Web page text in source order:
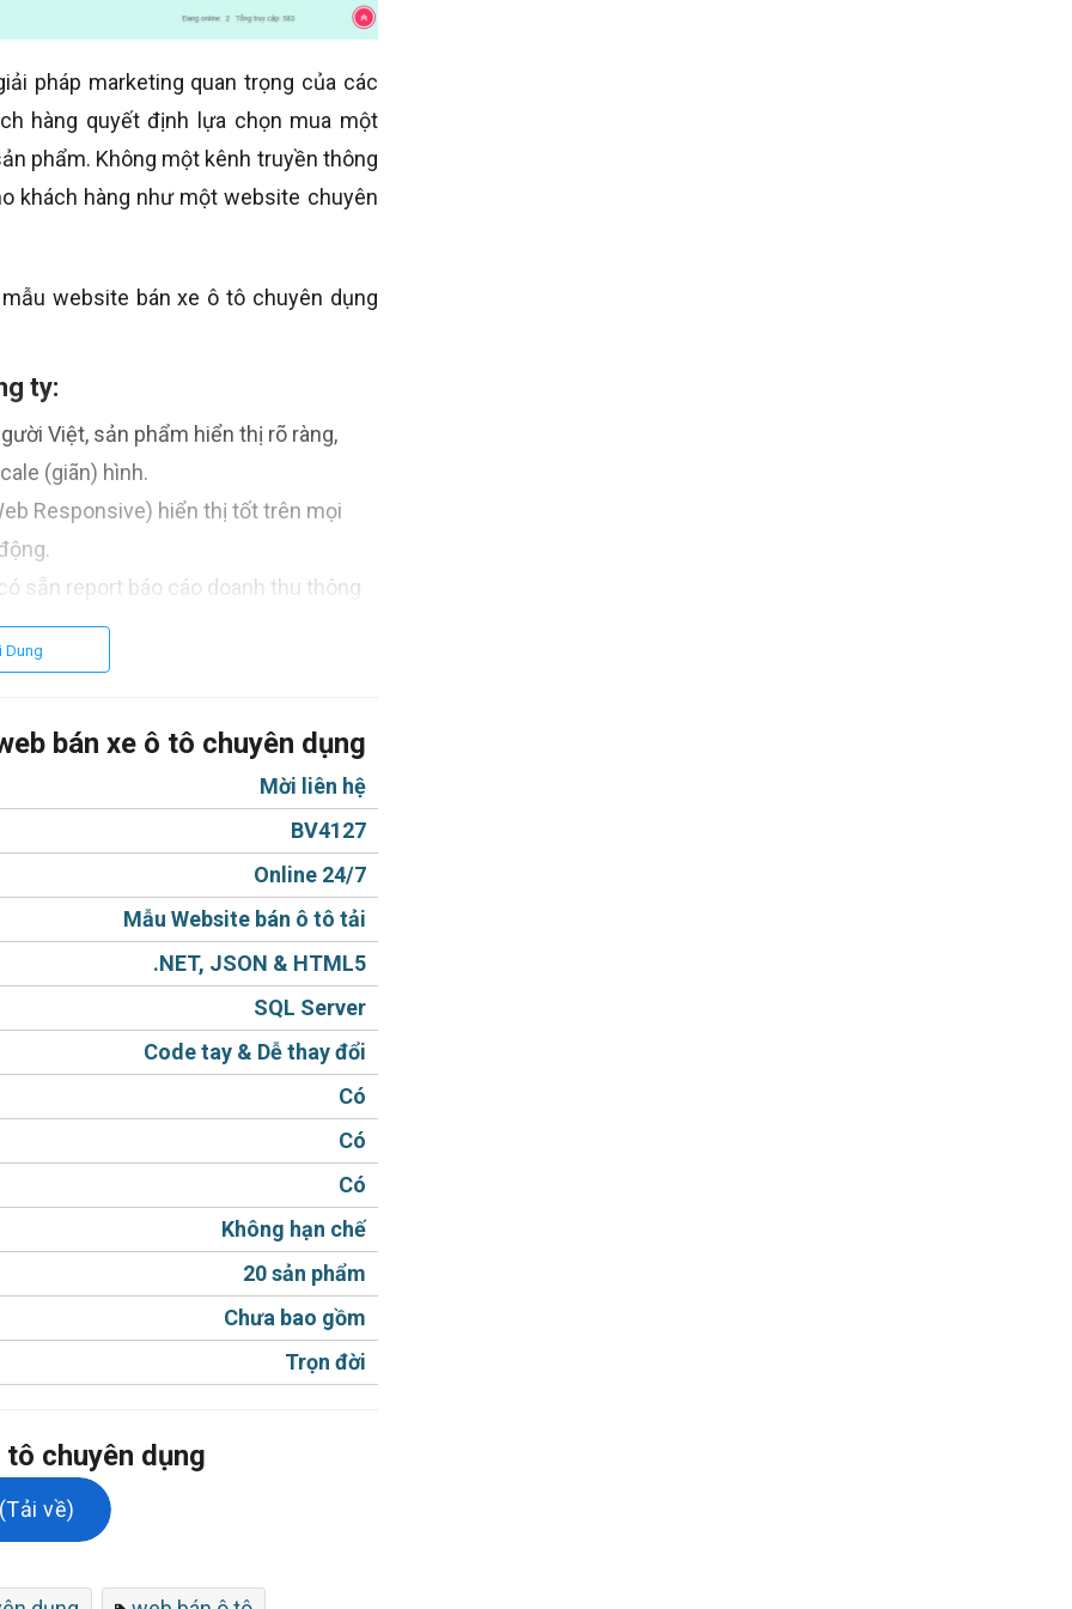
pháp marketing quan trọng của các
hàng quyết định lựa chọn mua một
phẩm. Không một kênh truyền thông
khách hàng như một website chuyên
website bán xe ô tô chuyên dụng
ty:
Việt, sản phẩm hiển thị rõ ràng,
(giãn) hình.
Responsive) hiển thị tốt trên mọi
sẵn report báo cáo doanh thu thông
hiệu - Báo giá - Tài liệu - Dịch vụ
ngôn ngữ khác).
offline, online đầy đủ không thiếu thứ
máy tính tiện lợi cho khách hàng.
Hightlight của sản phẩm.
sản phẩm chỉ bằng 1 thao tác đơn
/ Zalo.
trợ SEO.
dụng.
Dung
bán xe ô tô chuyên dụng
Mời liên hệ
BV4127
Online 24/7
Mẫu Website bán ô tô tải
.NET, JSON & HTML5
SQL Server
Code tay & Dễ thay đổi
Có
Có
Có
Không hạn chế
20 sản phẩm
Chưa bao gồm
Trọn đời
chuyên dụng
về)